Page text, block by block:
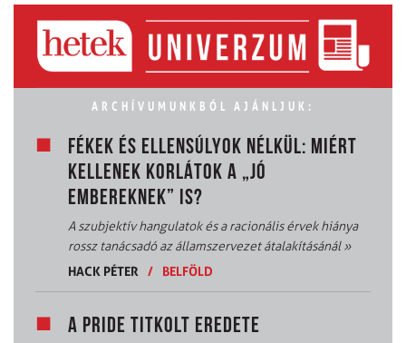
ARCHÍVUMUNKBÓL AJÁNLJUK:
FÉKEK ÉS ELLENSÚLYOK NÉLKÜL: MIÉRT
KELLENEK KORLÁTOK A „JÓ
EMBEREKNEK” IS?
A szubjektív hangulatok és a racionális érvek hiánya
rossz tanácsadó az államszervezet átalakításánál»
HACK PÉTER
/ BELFÖLD
A PRIDE TITKOLT EREDETE